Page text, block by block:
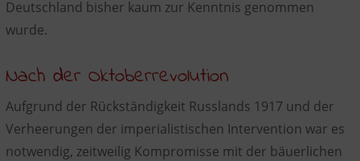
Deutschland bisher kaum zur Kenntnis genommen
wurde.
Nach der Oktoberrevolution
Aufgrund der Rückständigkeit Russlands 1917 und der
Verheerungen der imperialistischen Intervention war es
notwendig, zeitweilig Kompromisse mit der bäuerlichen